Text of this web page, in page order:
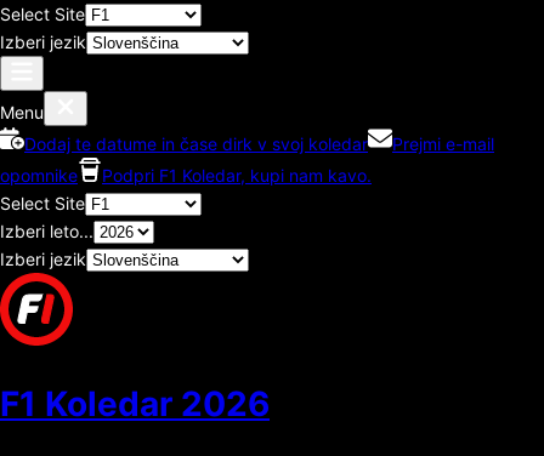
Select Site
Izberi jezik
Menu
Dodaj te datume in čase dirk v svoj koledar
Prejmi e-mail
opomnike
Podpri F1 Koledar, kupi nam kavo.
Select Site
Izberi leto...
Izberi jezik
F1 Koledar 2026